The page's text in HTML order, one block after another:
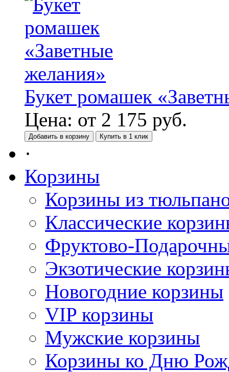
Букет ромашек
Цена: от 2 175 руб.
Добавить в корзину Купить в 1 клик
·
Корзины
Корзины из
Классические
Фруктово-
Экзотические
Новогодние корзины
VIP корзины
Мужские корзины
Корзины ко Дню